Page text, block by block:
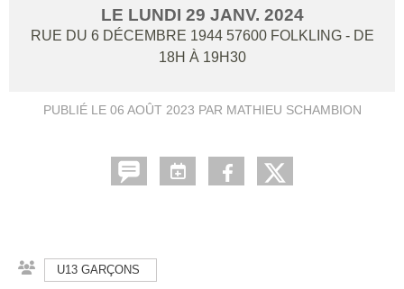
LE LUNDI 29 JANV. 2024
RUE DU 6 DÉCEMBRE 1944 57600 FOLKLING - DE
18H À 19H30
PUBLIÉ LE 06 AOÛT 2023 PAR MATHIEU SCHAMBION
U13 GARÇONS